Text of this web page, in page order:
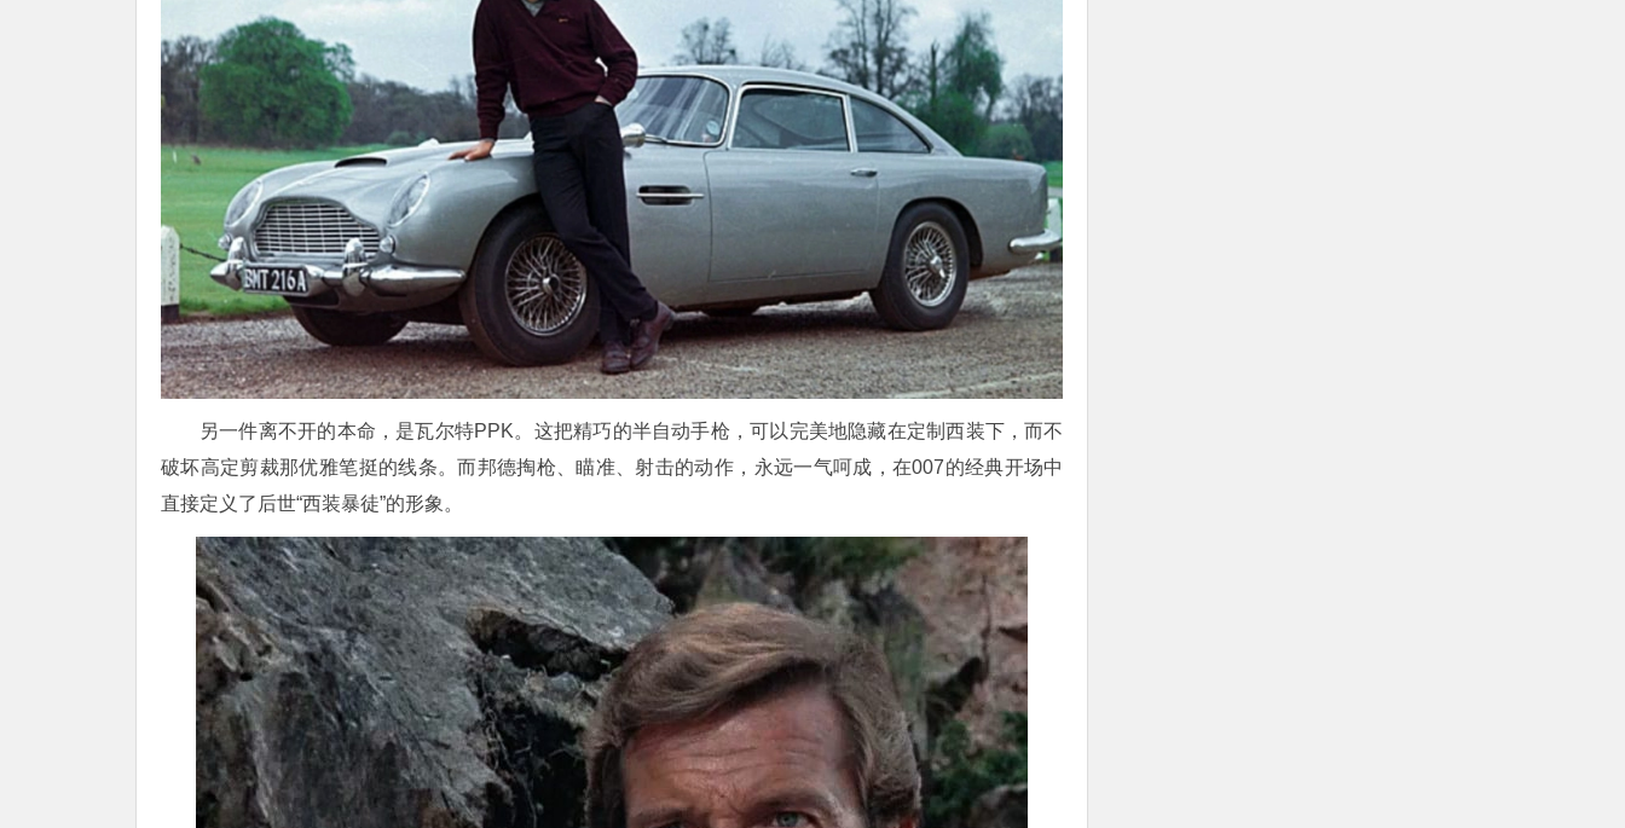
另一件离不开的本命，是瓦尔特PPK。这把精巧的半自动手枪，可以完美地隐藏在定制西装下，而不
破坏高定剪裁那优雅笔挺的线条。而邦德掏枪、瞄准、射击的动作， 永远一气呵成，在007的经典开场中
直接定义了后世“西装暴徒”的形象。